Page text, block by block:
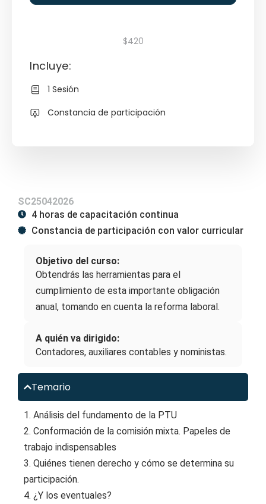
SC25042026
4 horas de capacitación continua
Constancia de participación con valor curricular
Objetivo del curso:
Obtendrás las herramientas para el
cumplimiento de esta importante obligación
anual, tomando en cuenta la reforma laboral.
A quién va dirigido:
Contadores, auxiliares contables y noministas.
Temario
1. Análisis del fundamento de la PTU
2. Conformación de la comisión mixta. Papeles de
trabajo indispensables
3. Quiénes tienen derecho y cómo se determina su
participación.
4. ¿Y los eventuales?
$420
Incluye:
1 Sesión
Constancia de participación